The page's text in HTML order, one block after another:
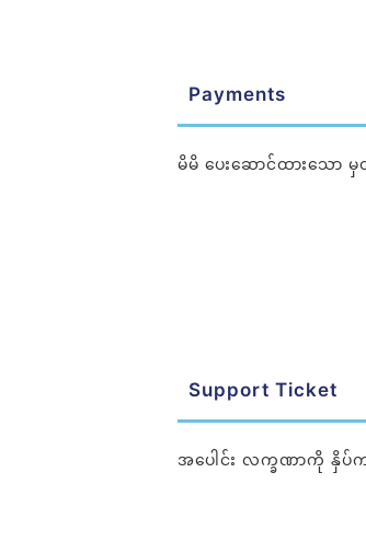
Payments
မိမိ ပေးဆောင်ထားသေ
Support Ticket
အပေါင်း လက္ခဏာကို နှိပ်